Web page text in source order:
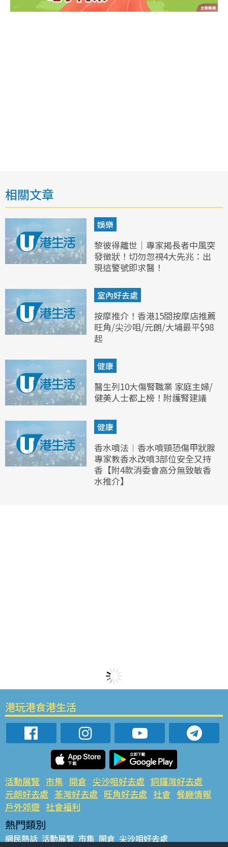
相關文章
娛樂
黎彼得離世｜專家揭長者中風突
發徵狀！切勿忽視4大先兆：出
現這警號即求醫！
室內好去處
按摩推介！香港15間按摩店推薦
旺角/尖沙咀/元朗/大埔最平$98
起
健康
醫生列10大傷腎職業 家庭主婦/
健美人士都上榜！附護腎建議
健康
香水噴法︱香水噴頸恐傷甲狀腺
專家教香水改噴3部位安全又持
香【附4款消委會高分無致敏香
水推介】
港玩港食港生活
活動展覽 市集 開倉 尖沙咀好去處 銅鑼灣好去處
元朗好去處 荃灣好去處 旺角好去處 社會 餐廳情報
戶外郊遊 社會福利
熱門類別
網民熱話 活動展覽 市集 開倉 尖沙咀好去處